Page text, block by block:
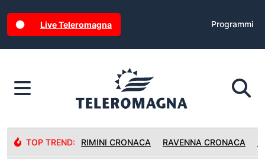
Live Teleromagna Programmi
TOP TREND: RIMINI CRONACA RAVENNA CRONACA